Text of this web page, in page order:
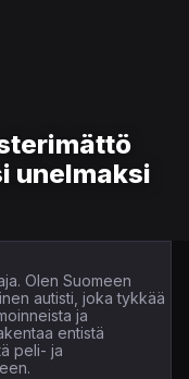
unelmaksi
Olen Suomeen
autisti, joka tykkää
ja
entistä
peli- ja